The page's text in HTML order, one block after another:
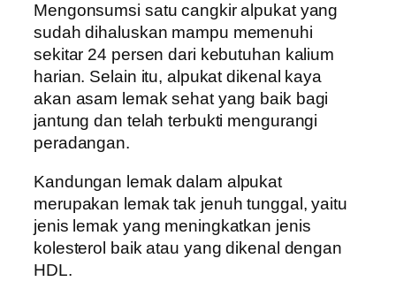
Mengonsumsi satu cangkir alpukat yang
sudah dihaluskan mampu memenuhi
sekitar 24 persen dari kebutuhan kalium
harian. Selain itu, alpukat dikenal kaya
akan asam lemak sehat yang baik bagi
jantung dan telah terbukti mengurangi
peradangan.
Kandungan lemak dalam alpukat
merupakan lemak tak jenuh tunggal, yaitu
jenis lemak yang meningkatkan jenis
kolesterol baik atau yang dikenal dengan
HDL.